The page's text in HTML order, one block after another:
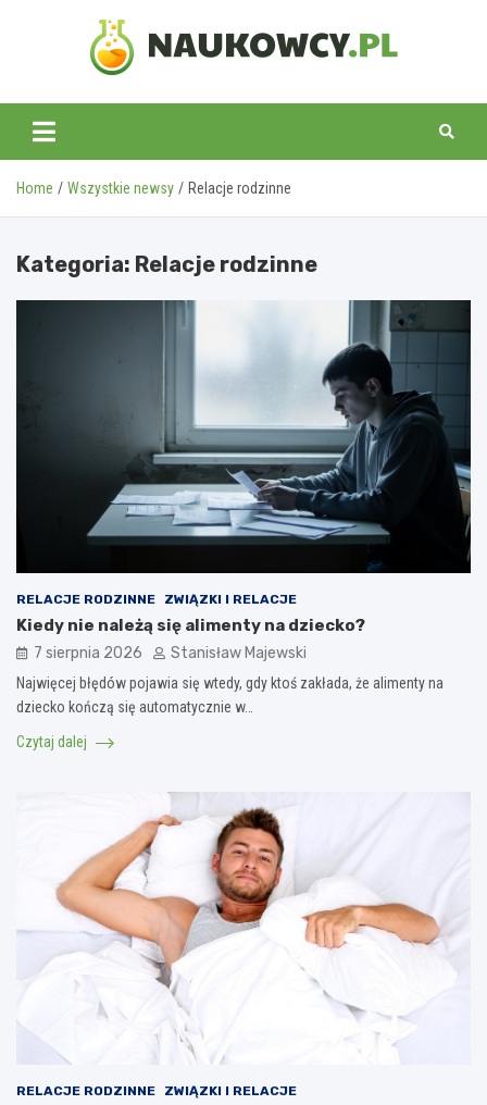
naukowcy.pl
Home Wszystkie newsy Relacje rodzinne
Kategoria: Relacje rodzinne
RELACJE RODZINNE ZWIĄZKI I RELACJE
Kiedy nie należą się alimenty na dziecko?
7 sierpnia 2026 Stanisław Majewski
Najwięcej błędów pojawia się wtedy, gdy ktoś zakłada, że alimenty na
dziecko kończą się automatycznie w…
Czytaj dalej
RELACJE RODZINNE ZWIĄZKI I RELACJE